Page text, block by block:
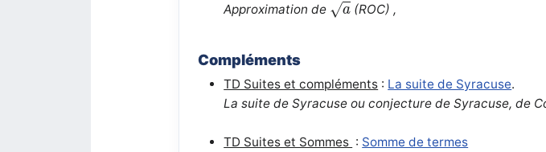
Approximation de √a (ROC) ,
Compléments
TD Suites et compléments : La suite de Syracuse.
La suite de Syracuse ou conjecture de Syracuse, de
TD Suites et Sommes : Somme de termes